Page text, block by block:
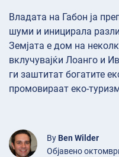
Владата на Габон ја
шуми и иницирала
Земјата е дом на
вклучувајќи Лоанго и
ги заштитат богатите
промовираат еко-
By Ben Wilder
Објавено